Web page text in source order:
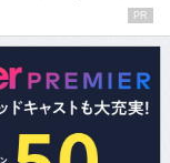
PR